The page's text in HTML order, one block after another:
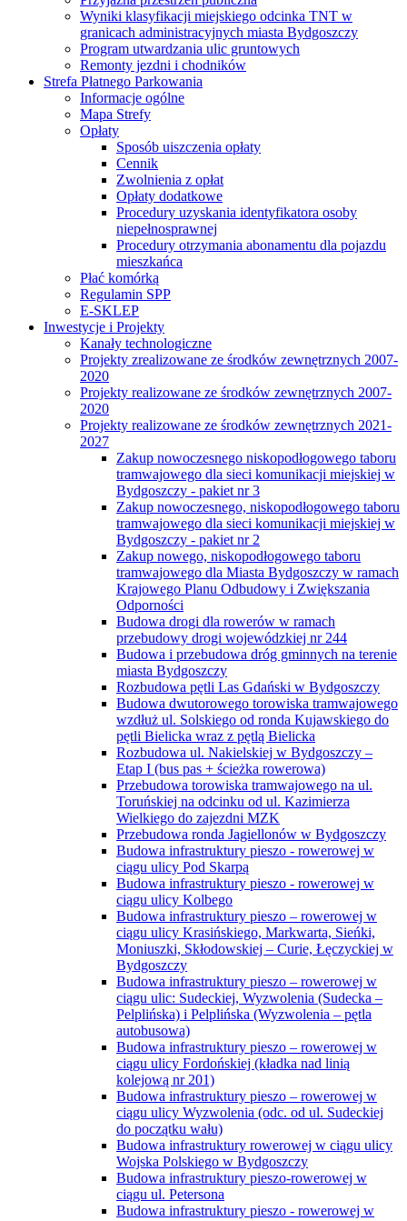
Wyniki klasyfikacji miejskiego odcinka TNT w
granicach administracyjnych miasta Bydgoszczy
Program utwardzania ulic gruntowych
Remonty jezdni i chodników
Strefa Płatnego Parkowania
Informacje ogólne
Mapa Strefy
Opłaty
Sposób uiszczenia opłaty
Cennik
Zwolnienia z opłat
Opłaty dodatkowe
Procedury uzyskania identyfikatora osoby
niepełnosprawnej
Procedury otrzymania abonamentu dla pojazdu
mieszkańca
Płać komórką
Regulamin SPP
E-SKLEP
Inwestycje i Projekty
Kanały technologiczne
Projekty zrealizowane ze środków zewnętrznych 2007-
2020
Projekty realizowane ze środków zewnętrznych 2007-
2020
Projekty realizowane ze środków zewnętrznych 2021-
2027
Zakup nowoczesnego niskopodłogowego taboru
tramwajowego dla sieci komunikacji miejskiej w
Bydgoszczy - pakiet nr 3
Zakup nowoczesnego, niskopodłogowego taboru
tramwajowego dla sieci komunikacji miejskiej w
Bydgoszczy - pakiet nr 2
Zakup nowego, niskopodłogowego taboru
tramwajowego dla Miasta Bydgoszczy w ramach
Krajowego Planu Odbudowy i Zwiększania
Odporności
Budowa drogi dla rowerów w ramach
przebudowy drogi wojewódzkiej nr 244
Budowa i przebudowa dróg gminnych na terenie
miasta Bydgoszczy
Rozbudowa pętli Las Gdański w Bydgoszczy
Budowa dwutorowego torowiska tramwajowego
wzdłuż ul. Solskiego od ronda Kujawskiego do
pętli Bielicka wraz z pętlą Bielicka
Rozbudowa ul. Nakielskiej w Bydgoszczy –
Etap I (bus pas + ścieżka rowerowa)
Przebudowa torowiska tramwajowego na ul.
Toruńskiej na odcinku od ul. Kazimierza
Wielkiego do zajezdni MZK
Przebudowa ronda Jagiellonów w Bydgoszczy
Budowa infrastruktury pieszo - rowerowej w
ciągu ulicy Pod Skarpą
Budowa infrastruktury pieszo - rowerowej w
ciągu ulicy Kolbego
Budowa infrastruktury pieszo – rowerowej w
ciągu ulicy Krasińskiego, Markwarta, Sieńki,
Moniuszki, Skłodowskiej – Curie, Łęczyckiej w
Bydgoszczy
Budowa infrastruktury pieszo – rowerowej w
ciągu ulic: Sudeckiej, Wyzwolenia (Sudecka –
Pelplińska) i Pelplińska (Wyzwolenia – pętla
autobusowa)
Budowa infrastruktury pieszo – rowerowej w
ciągu ulicy Fordońskiej (kładka nad linią
kolejową nr 201)
Budowa infrastruktury pieszo – rowerowej w
ciągu ulicy Wyzwolenia (odc. od ul. Sudeckiej
do początku wału)
Budowa infrastruktury rowerowej w ciągu ulicy
Wojska Polskiego w Bydgoszczy
Budowa infrastruktury pieszo-rowerowej w
ciągu ul. Petersona
Budowa infrastruktury pieszo - rowerowej w